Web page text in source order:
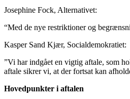
Josephine Fock, Alternativet:
“Med de nye restriktioner og
Kasper Sand Kjær, Socialdemokratiet:
”Vi har indgået en vigtig aftale, som
aftale sikrer vi, at der fortsat kan
Hovedpunkter i aftalen